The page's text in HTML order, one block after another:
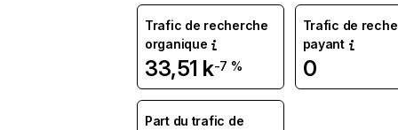
Trafic de recherche
organique
33,51 k-7 %
Trafic de
payant
0
Part du trafic de